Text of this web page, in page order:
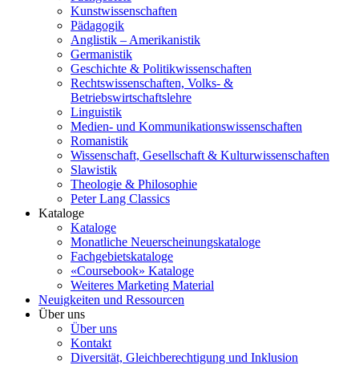
Kunstwissenschaften
Pädagogik
Anglistik – Amerikanistik
Germanistik
Geschichte & Politikwissenschaften
Rechtswissenschaften, Volks- &
Betriebswirtschaftslehre
Linguistik
Medien- und Kommunikationswissenschaften
Romanistik
Wissenschaft, Gesellschaft & Kulturwissenschaften
Slawistik
Theologie & Philosophie
Peter Lang Classics
Kataloge
Kataloge
Monatliche Neuerscheinungskataloge
Fachgebietskataloge
«Coursebook» Kataloge
Weiteres Marketing Material
Neuigkeiten und Ressourcen
Über uns
Über uns
Kontakt
Diversität, Gleichberechtigung und Inklusion